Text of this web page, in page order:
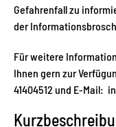
Gefahrenfall zu
der
Für weitere
Ihnen gern zur
41404512 und E-Mail: